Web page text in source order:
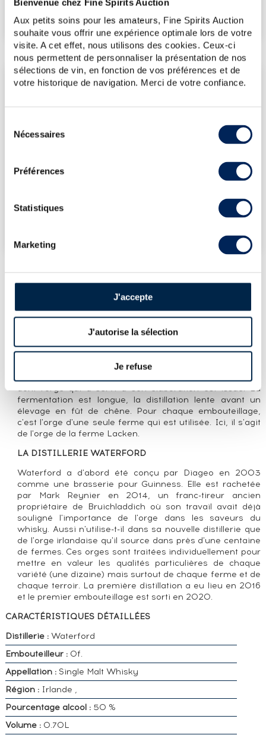
Bienvenue chez Fine Spirits Auction
Aux petits soins pour les amateurs, Fine Spirits Auction
souhaite vous offrir une expérience optimale lors de votre
visite. A cet effet, nous utilisons des cookies. Ceux-ci
nous permettent de personnaliser la présentation de nos
sélections de vin, en fonction de vos préférences et de
votre historique de navigation. Merci de votre confiance.
Nécessaires
Préférences
Statistiques
Marketing
J'accepte
J'autorise la sélection
Je refuse
60 (plus bas annuel)
LES DERNIÈRES ADJUDICATIONS
30/01/2026
59€
14/11/2025
59€
PRÉSENTATION DU LOT
WATERFORD OF. LACKEN EDITION 1.1
Comme toujours, Waterford met à l'honneur le terroir
dont l'orge qui a servi à son élaboration est issue. La
fermentation est longue, la distillation lente avant un
élevage en fût de chêne. Pour chaque embouteillage,
c'est l'orge d'une seule ferme qui est utilisée. Ici, il s'agit
de l'orge de la ferme Lacken.
LA DISTILLERIE WATERFORD
Waterford a d'abord été conçu par Diageo en 2003
comme une brasserie pour Guinness. Elle est rachetée
par Mark Reynier en 2014, un franc-tireur ancien
propriétaire de Bruichladdich où son travail avait déjà
souligné l'importance de l'orge dans les saveurs du
whisky. Aussi n'utilise-t-il dans sa nouvelle distillerie que
de l'orge irlandaise qu'il source dans près d'une centaine
de fermes. Ces orges sont traitées individuellement pour
mettre en valeur les qualités particulières de chaque
variété (une dizaine) mais surtout de chaque ferme et de
chaque terroir. La première distillation a eu lieu en 2016
et le premier embouteillage est sorti en 2020.
CARACTÉRISTIQUES DÉTAILLÉES
Distillerie :Waterford
Embouteilleur :Of.
Appellation :Single Malt Whisky
Région : Irlande ,
Pourcentage alcool :50 %
Volume : 0.70L